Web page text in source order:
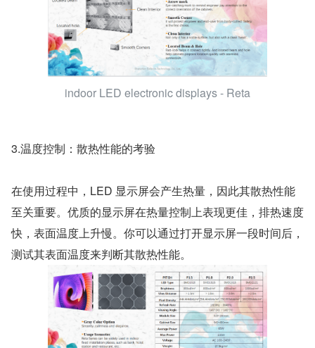
indoor LED electronic displays - Reta
3.温度控制：散热性能的考验
在使用过程中，LED 显示屏会产生热量，因此其散热性能
至关重要。优质的显示屏在热量控制上表现更佳，排热速度
快，表面温度上升慢。你可以通过打开显示屏一段时间后，
测试其表面温度来判断其散热性能。